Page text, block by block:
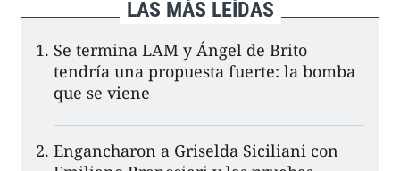
LAS MÁS LEÍDAS
Se termina LAM y Ángel de Brito
tendría una propuesta fuerte: la bomba
que se viene
Engancharon a Griselda Siciliani con